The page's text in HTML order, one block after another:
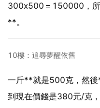
300x500＝150000，
**。
10樓：追尋夢醒依舊
一斤**就是500克，然
到現在價錢是380元/克